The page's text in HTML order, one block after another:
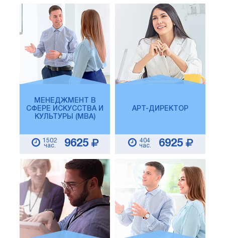
МЕНЕДЖМЕНТ В
СФЕРЕ ИСКУССТВА И
КУЛЬТУРЫ (MBA)
1502
час.
9625
АРТ-ДИРЕКТОР
404
час.
6925